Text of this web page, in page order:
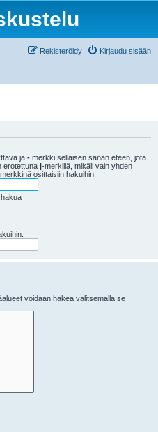
Kirjaudu sisään
Rekisteröidy
ja - merkki sellaisen sanan eteen, jota
erotettuna |-merkillä, mikäli vain yhden
osittaisiin hakuihin.
voidaan hakea valitsemalla se